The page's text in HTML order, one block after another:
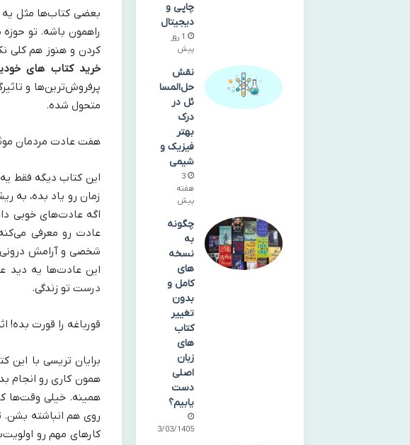
بعضی کتاب‌ها مثل یه
راهمون باشه. تو
کردن و هنوز هم کلی
خرید کتاب‌ های
پرفروش‌ترین‌ها و
متحول شده.
هفت عادت مردمان
این کتاب دیگه فقط
زمان رو یاد بده، به
اگه عادت‌های خوبی
عادت رو معرفی می‌کنه
شخصی و آرامش
این عادت‌ها یه دید
درست تو زندگی.
قورباغه را قورت بده!
برایان تریسی با
همون کاری رو انجام
همینه. خیلی وقت‌ها
کارهای مهم رو
چاپی و
دیجیتال
1 روز
پیش
نقش
حل‌المسا
ئل در
درک
بهتر
فیزیک و
شیمی
3
هفته
پیش
چگونه
به
نسخه
های
کامل و
بدون
تغییر
کتاب
های
زبان
اصلی
دست
یابیم؟
13/03/1405